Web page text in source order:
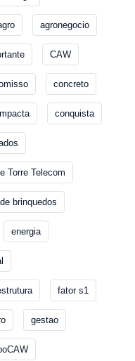
agronegocio
CAW
concreto
conquista
Torre Telecom
brinquedos
energia
fator s1
gestao